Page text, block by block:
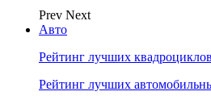
Prev Next
Авто
Рейтинг лучших
Рейтинг лучших